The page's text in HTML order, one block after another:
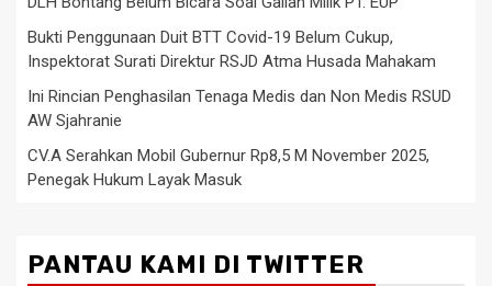
Bukti Penggunaan Duit BTT Covid-19 Belum Cukup,
Inspektorat Surati Direktur RSJD Atma Husada Mahakam
Ini Rincian Penghasilan Tenaga Medis dan Non Medis RSUD
AW Sjahranie
CV.A Serahkan Mobil Gubernur Rp8,5 M November 2025,
Penegak Hukum Layak Masuk
PANTAU KAMI DI TWITTER